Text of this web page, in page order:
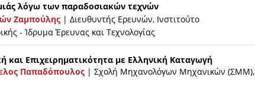
λόγω των παραδοσιακών τεχνών
Ζαμπούλης | Διευθυντής Ερευνών, Ινστιτούτο
- Ίδρυμα Έρευνας και Τεχνολογίας
και Επιχειρηματικότητα με Ελληνική Καταγωγή
Παπαδόπουλος | Σχολή Μηχανολόγων Μηχανικών (ΣΜΜ),